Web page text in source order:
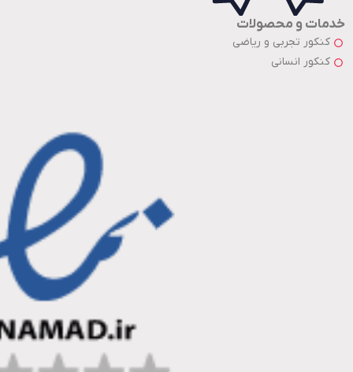
خدمات و محصولات
کنکور تجربی و ریاضی
کنکور انسانی